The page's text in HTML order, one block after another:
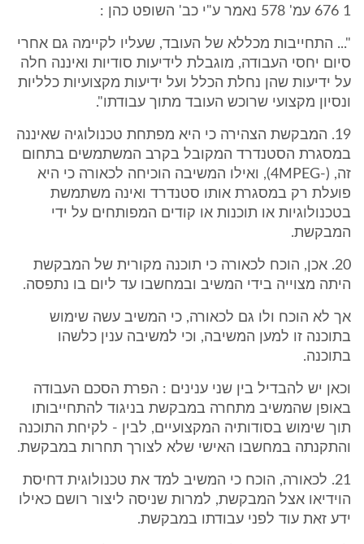
1 676 עמ' 578 נאמר ע"י כב' השופט כהן :
"... התחייבות מכללא של העובד, שעליו לקיימה גם אחרי
סיום יחסי העבודה, מוגבלת לידיעות סודיות ואיננה חלה
על ידיעות שהן נחלת הכלל ועל ידיעות מקצועיות כלליות
ונסיון מקצועי שרוכש העובד מתוך עבודתו".
19. המבקשת הצהירה כי היא מפתחת טכנולוגיה שאיננה
במסגרת הסטנדרד המקובל בקרב המשתמשים בתחום
זה, (-4MPEG), ואילו המשיבה הוכיחה לכאורה כי היא
פועלת רק במסגרת אותו סטנדרד ואינה משתמשת
בטכנולוגיות או תוכנות או קודים המפותחים על ידי
המבקשת.
20. אכן, הוכח לכאורה כי תוכנה מקורית של המבקשת
היתה מצוייה בידי המשיב ובמחשבו עד ליום בו נתפסה.
אך לא הוכח ולו גם לכאורה, כי המשיב עשה שימוש
בתוכנה זו למען המשיבה, וכי למשיבה ענין כלשהו
בתוכנה.
וכאן יש להבדיל בין שני ענינים : הפרת הסכם העבודה
באופן שהמשיב מתחרה במבקשת בניגוד להתחייבותו
תוך שימוש בסודותיה המקצועיים, לבין - לקיחת התוכנה
והתקנתה במחשבו האישי שלא לצורך תחרות במבקשת.
21. לכאורה, הוכח כי המשיב למד את טכנולוגית דחיסת
הוידיאו אצל המבקשת, למרות שניסה ליצור רושם כאילו
ידע זאת עוד לפני עבודתו במבקשת.